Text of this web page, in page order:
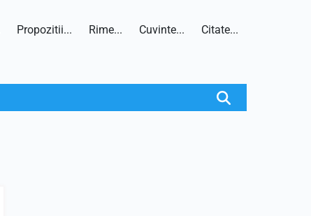
Propozitii... Rime... Cuvinte... Citate...